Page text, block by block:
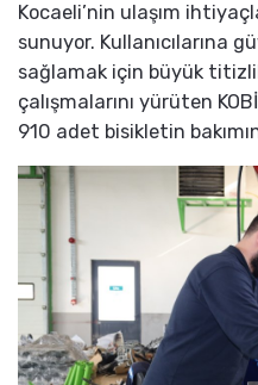
Kocaeli’nin ulaşım
sunuyor. Kullanıcılarına
sağlamak için büyük
çalışmalarını yürüten
910 adet bisikletin